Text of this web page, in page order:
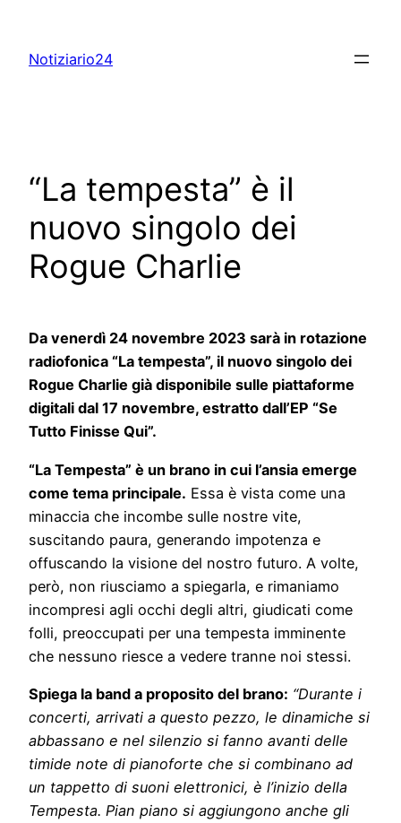
content
Notiziario24
“La tempesta” è il
nuovo singolo dei
Rogue Charlie
Da venerdì 24 novembre 2023 sarà in rotazione
radiofonica “La tempesta”, il nuovo singolo dei
Rogue Charlie già disponibile sulle piattaforme
digitali dal 17 novembre, estratto dall’EP “Se
Tutto Finisse Qui”.
“La Tempesta” è un brano in cui l’ansia emerge
come tema principale. Essa è vista come una
minaccia che incombe sulle nostre vite,
suscitando paura, generando impotenza e
offuscando la visione del nostro futuro. A volte,
però, non riusciamo a spiegarla, e rimaniamo
incompresi agli occhi degli altri, giudicati come
folli, preoccupati per una tempesta imminente
che nessuno riesce a vedere tranne noi stessi.
Spiega la band a proposito del brano: “Durante i
concerti, arrivati a questo pezzo, le dinamiche si
abbassano e nel silenzio si fanno avanti delle
timide note di pianoforte che si combinano ad
un tappetto di suoni elettronici, è l’inizio della
Tempesta. Pian piano si aggiungono anche gli